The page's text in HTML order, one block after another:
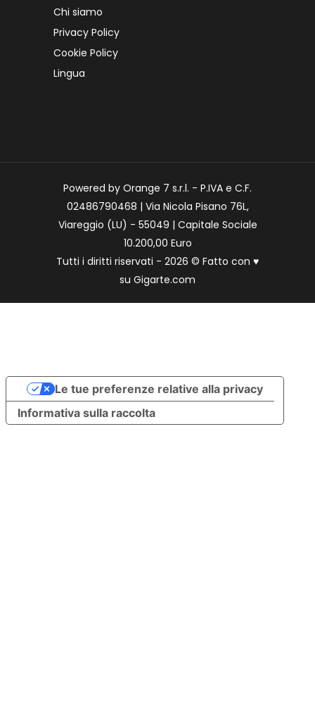
Chi siamo
Privacy Policy
Cookie Policy
Lingua
Powered by Orange 7 s.r.l. - P.IVA e C.F.
02486790468 | Via Nicola Pisano 76L,
Viareggio (LU) - 55049 | Capitale Sociale
10.200,00 Euro
Tutti i diritti riservati - 2026 © Fatto con ♥
su Gigarte.com
Informativa sulla raccolta
Le tue preferenze relative alla privacy